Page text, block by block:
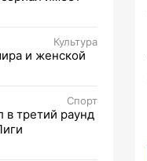
Культура
и женской
Спорт
в третий раунд